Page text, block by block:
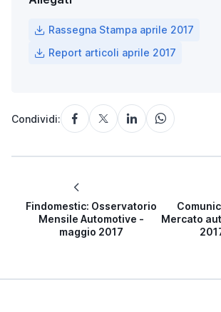
Rassegna Stampa aprile 2017
Report articoli aprile 2017
Condividi:
Findomestic: Osservatorio
Mensile Automotive -
maggio 2017
Mercato